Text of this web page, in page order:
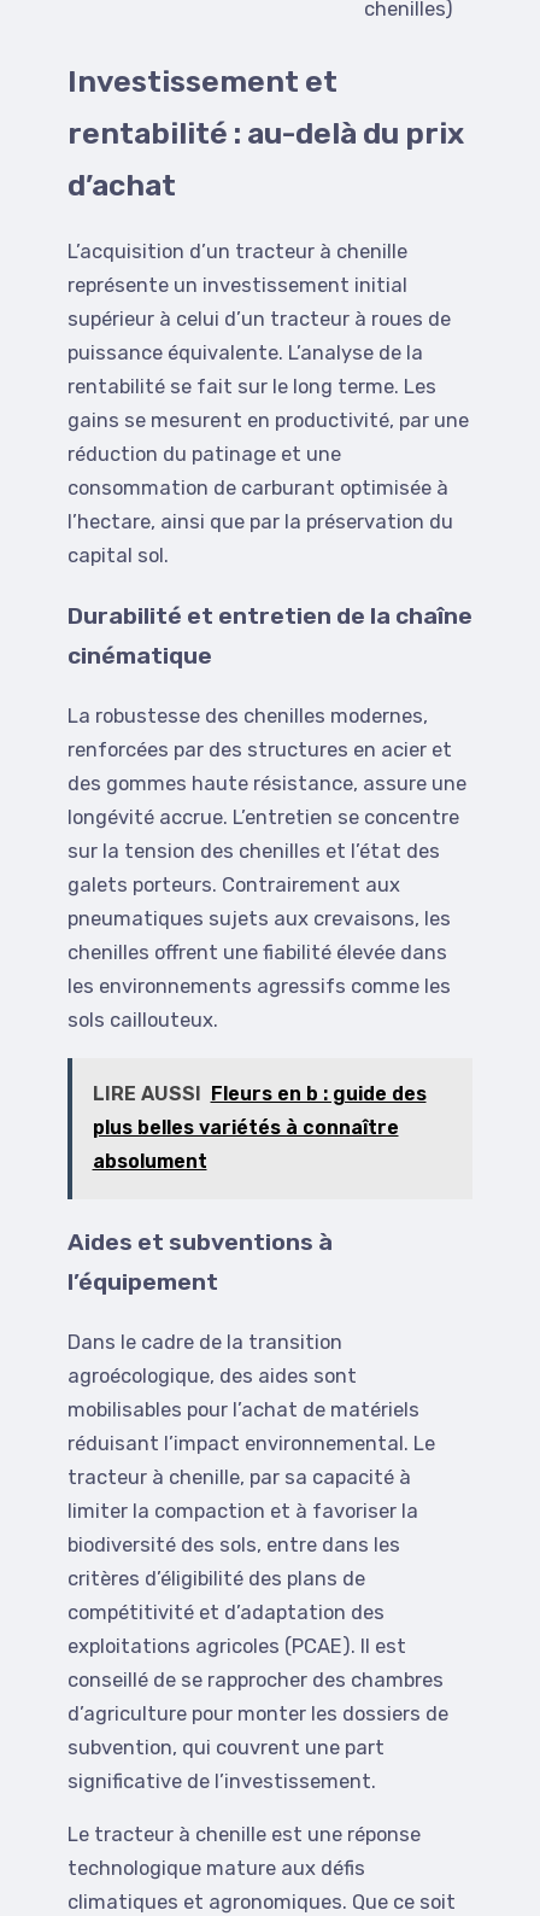
chenilles)
Investissement et
rentabilité : au-delà du prix
d’achat
L’acquisition d’un tracteur à chenille
représente un investissement initial
supérieur à celui d’un tracteur à roues de
puissance équivalente. L’analyse de la
rentabilité se fait sur le long terme. Les
gains se mesurent en productivité, par une
réduction du patinage et une
consommation de carburant optimisée à
l’hectare, ainsi que par la préservation du
capital sol.
Durabilité et entretien de la chaîne
cinématique
La robustesse des chenilles modernes,
renforcées par des structures en acier et
des gommes haute résistance, assure une
longévité accrue. L’entretien se concentre
sur la tension des chenilles et l’état des
galets porteurs. Contrairement aux
pneumatiques sujets aux crevaisons, les
chenilles offrent une fiabilité élevée dans
les environnements agressifs comme les
sols caillouteux.
LIRE AUSSI Fleurs en b : guide des
plus belles variétés à connaître
absolument
Aides et subventions à
l’équipement
Dans le cadre de la transition
agroécologique, des aides sont
mobilisables pour l’achat de matériels
réduisant l’impact environnemental. Le
tracteur à chenille, par sa capacité à
limiter la compaction et à favoriser la
biodiversité des sols, entre dans les
critères d’éligibilité des plans de
compétitivité et d’adaptation des
exploitations agricoles (PCAE). Il est
conseillé de se rapprocher des chambres
d’agriculture pour monter les dossiers de
subvention, qui couvrent une part
significative de l’investissement.
Le tracteur à chenille est une réponse
technologique mature aux défis
climatiques et agronomiques. Que ce soit